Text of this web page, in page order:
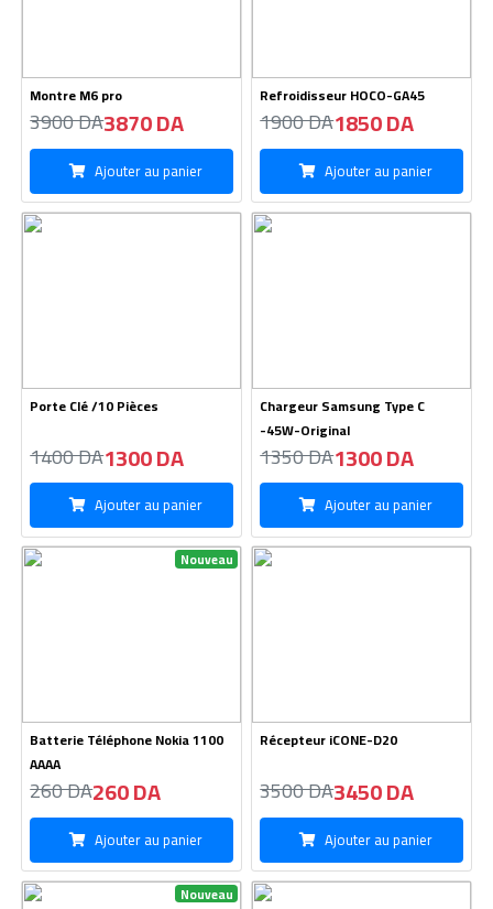
Montre M6 pro
3900 DA3870 DA
Ajouter au panier
Refroidisseur HOCO-GA45
1900 DA1850 DA
Ajouter au panier
Porte Clé /10 Pièces
1400 DA1300 DA
Ajouter au panier
Chargeur Samsung Type C
-45W-Original
1350 DA1300 DA
Ajouter au panier
Nouveau
Batterie Téléphone Nokia 1100
AAAA
260 DA260 DA
Ajouter au panier
Récepteur iCONE-D20
3500 DA3450 DA
Ajouter au panier
Nouveau